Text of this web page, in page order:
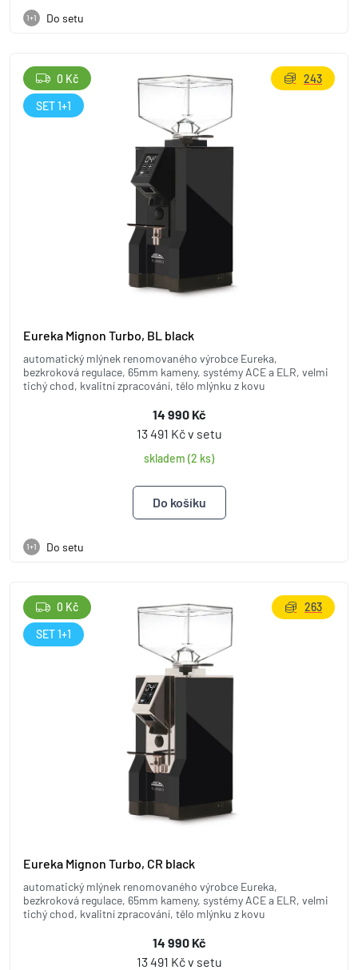
1+1 Do setu
Eureka Mignon Turbo, BL black
automatický mlýnek renomovaného výrobce Eureka,
bezkroková regulace, 65mm kameny, systémy ACE a ELR, velmi
tichý chod, kvalitní zpracování, tělo mlýnku z kovu
14 990 Kč
13 491 Kč v setu
skladem (2 ks)
1+1 Do setu
0 Kč
SET 1+1
243
Eureka Mignon Turbo, CR black
automatický mlýnek renomovaného výrobce Eureka,
bezkroková regulace, 65mm kameny, systémy ACE a ELR, velmi
tichý chod, kvalitní zpracování, tělo mlýnku z kovu
14 990 Kč
13 491 Kč v setu
0 Kč
SET 1+1
263